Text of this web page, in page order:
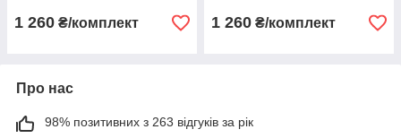
1 260 ₴/комплект 1 260 ₴/комплект
Про нас
98% позитивних з 263 відгуків за рік